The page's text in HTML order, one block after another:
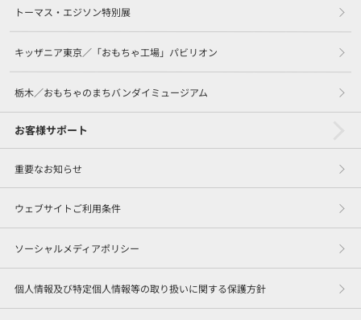
トーマス・エジソン特別展
キッザニア東京／「おもちゃ工場」パビリオン
栃木／おもちゃのまちバンダイミュージアム
お客様サポート
重要なお知らせ
ウェブサイトご利用条件
ソーシャルメディアポリシー
個人情報及び特定個人情報等の取り扱いに関する保護方針